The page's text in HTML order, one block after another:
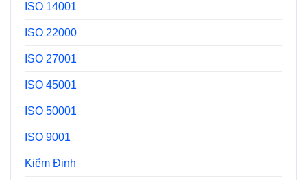
ISO 14001
ISO 22000
ISO 27001
ISO 45001
ISO 50001
ISO 9001
Kiểm Định